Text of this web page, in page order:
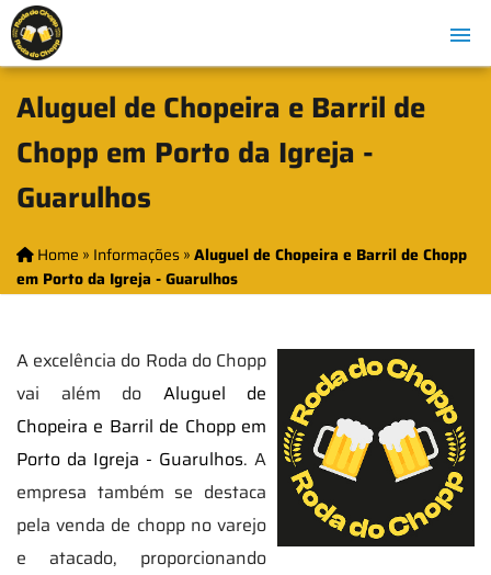
Aluguel de Chopeira e Barril de
Chopp em Porto da Igreja -
Guarulhos
Home » Informações»Aluguel de Chopeira e Barril de Chopp
em Porto da Igreja - Guarulhos
A excelência do Roda do Chopp
vai além do Aluguel de
Chopeira e Barril de Chopp em
Porto da Igreja - Guarulhos. A
empresa também se destaca
pela venda de chopp no varejo
e atacado, proporcionando